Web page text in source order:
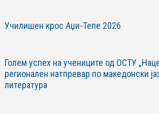
Училишен крос Аџи-Тепе 2026
Голем успех на учениците од ОСТУ
регионален натпревар по македонски
литература